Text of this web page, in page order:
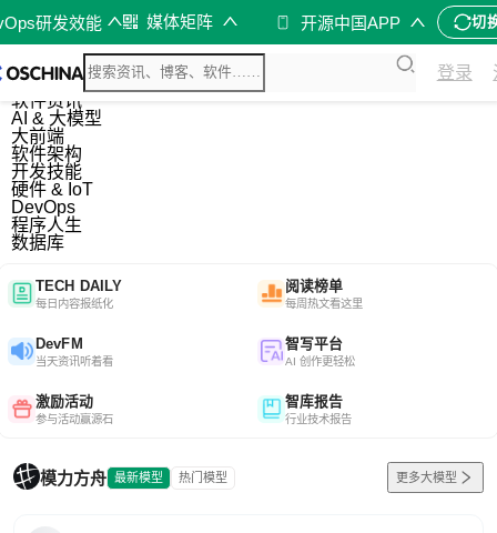
研发效能 媒体矩阵 开源中国APP 切
登录
综合
开源资讯
软件资讯
AI & 大模型
大前端
软件架构
开发技能
硬件 & IoT
DevOps
程序人生
数据库
TECH DAILY
每日内容报纸化
阅读榜单
每周热文看这里
DevFM
当天资讯听着看
智写平台
AI 创作更轻松
激励活动
参与活动赢源石
智库报告
行业技术报告
模力方舟 最新模型 热门模型 更多大模型